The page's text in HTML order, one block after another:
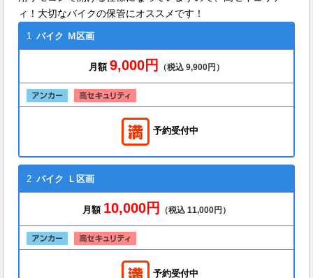
ィ！大切なバイクの保管にオススメです！
1 バイク Ｍ区画
月額 9,000円 （税込 9,900円）
予約受付中
2 バイク Ｌ区画
月額 10,000円 （税込 11,000円）
予約受付中